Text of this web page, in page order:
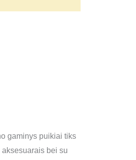
gaminys puikiai tiks
bei su